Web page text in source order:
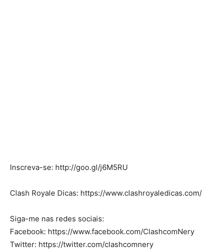
Inscreva-se: http://goo.gl/j6M5RU
Clash Royale Dicas: https://www.clashroyaledicas.com/
Siga-me nas redes sociais:
Facebook: https://www.facebook.com/ClashcomNery
Twitter: https://twitter.com/clashcomnery